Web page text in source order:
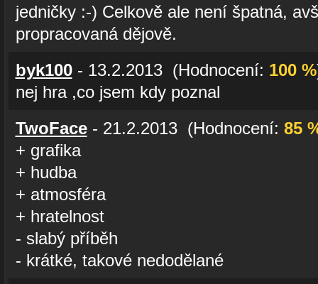
jedničky :-) Celkově ale není špatná,
propracovaná dějově.
byk100- 13.2.2013 (Hodnocení: 100 %
nej hra ,co jsem kdy poznal
TwoFace- 21.2.2013 (Hodnocení: 85
+ grafika
+ hudba
+ atmosféra
+ hratelnost
- slabý příběh
- krátké, takové nedodělané